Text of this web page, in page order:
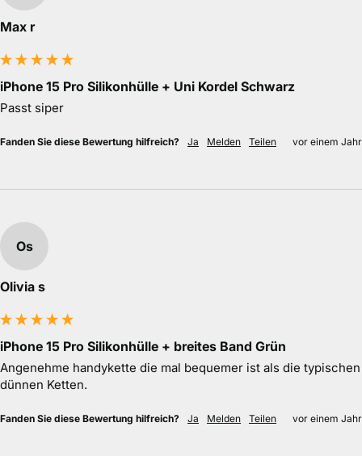
Max r
iPhone 15 Pro Silikonhülle + Uni Kordel Schwarz
Passt siper
Fanden Sie diese Bewertung hilfreich? Ja Melden Teilen vor einem Jahr
Os
Olivia s
iPhone 15 Pro Silikonhülle + breites Band Grün
Angenehme handykette die mal bequemer ist als die typischen
dünnen Ketten.
Fanden Sie diese Bewertung hilfreich? Ja Melden Teilen vor einem Jahr